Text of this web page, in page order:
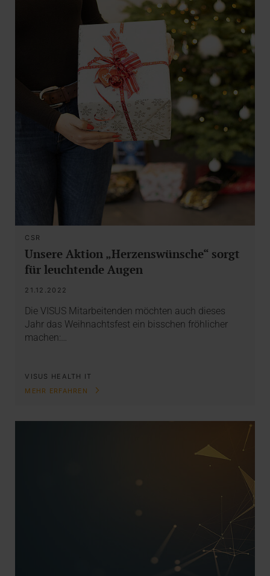
CSR
Unsere Aktion „Herzenswünsche“ sorgt
für leuchtende Augen
21.12.2022
Die VISUS Mitarbeitenden möchten auch dieses
Jahr das Weihnachtsfest ein bisschen fröhlicher
machen:…
VISUS HEALTH IT
MEHR ERFAHREN